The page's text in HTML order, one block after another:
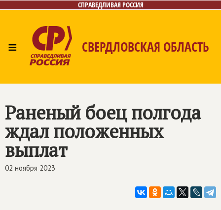
СПРАВЕДЛИВАЯ РОССИЯ
≡ СВЕРДЛОВСКАЯ ОБЛАСТЬ
Контакты
Раненый боец полгода
ждал положенных
выплат
02 ноября 2023